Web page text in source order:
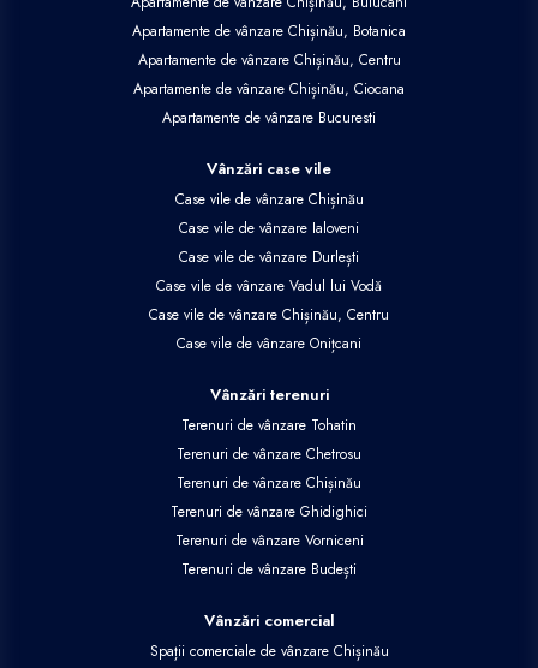
Apartamente de vânzare Chișinău, Botanica
Apartamente de vânzare Chișinău, Centru
Apartamente de vânzare Chișinău, Ciocana
Apartamente de vânzare Bucuresti
Vânzări case vile
Case vile de vânzare Chișinău
Case vile de vânzare Ialoveni
Case vile de vânzare Durlești
Case vile de vânzare Vadul lui Vodă
Case vile de vânzare Chișinău, Centru
Case vile de vânzare Onițcani
Vânzări terenuri
Terenuri de vânzare Tohatin
Terenuri de vânzare Chetrosu
Terenuri de vânzare Chișinău
Terenuri de vânzare Ghidighici
Terenuri de vânzare Vorniceni
Terenuri de vânzare Budești
Vânzări comercial
Spații comerciale de vânzare Chișinău